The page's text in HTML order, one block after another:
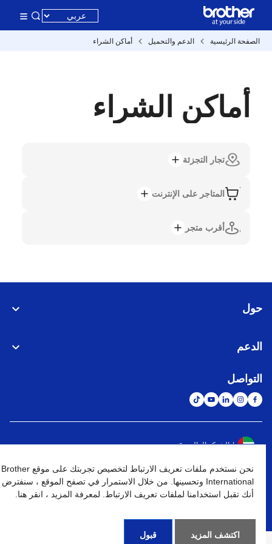
الصفحة الرئيسية الدعم والتحميل أماكن الشراء
أماكن الشراء
تجار التجزئة
المتاجر على الإنترنت
أقرب متجر
حول
الدعم
التواصل
الشبكة العالمية
نهج الخصوصية شروط الإستخدام خريطة الموقع الإنتقال إلى الموقع العالمي
كافة الحقوق محفوظة. BROTHER INTERNATIONAL (GULF) FZE
نحن نستخدم ملفات تعريف الارتباط لتخصيص تجربتك على موقع Brother
International وتحسينها. من خلال الاستمرار في تصفح الموقع ، سنفترض
أنك تقبل استخدامنا لملفات تعريف الارتباط. لمعرفة المزيد ، انقر هنا.
اكتشف المزيد قبول